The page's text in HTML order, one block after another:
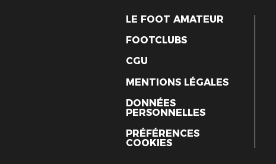
LE FOOT AMATEUR
FOOTCLUBS
CGU
MENTIONS LÉGALES
DONNÉES
PERSONNELLES
PRÉFÉRENCES
COOKIES